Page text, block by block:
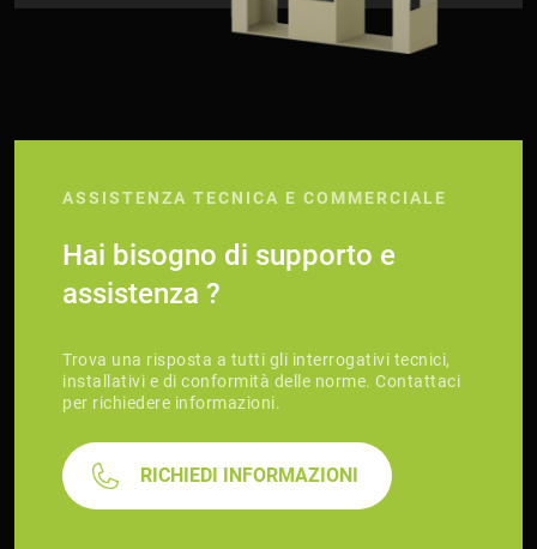
ASSISTENZA TECNICA E COMMERCIALE
Hai bisogno di supporto e
assistenza ?
Trova una risposta a tutti gli interrogativi tecnici,
installativi e di conformità delle norme. Contattaci
per richiedere informazioni.
RICHIEDI INFORMAZIONI